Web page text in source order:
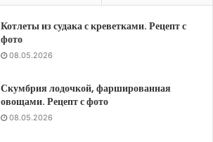
Котлеты из судака с креветками. Рецепт с
фото
08.05.2026
Скумбрия лодочкой, фаршированная
овощами. Рецепт с фото
08.05.2026